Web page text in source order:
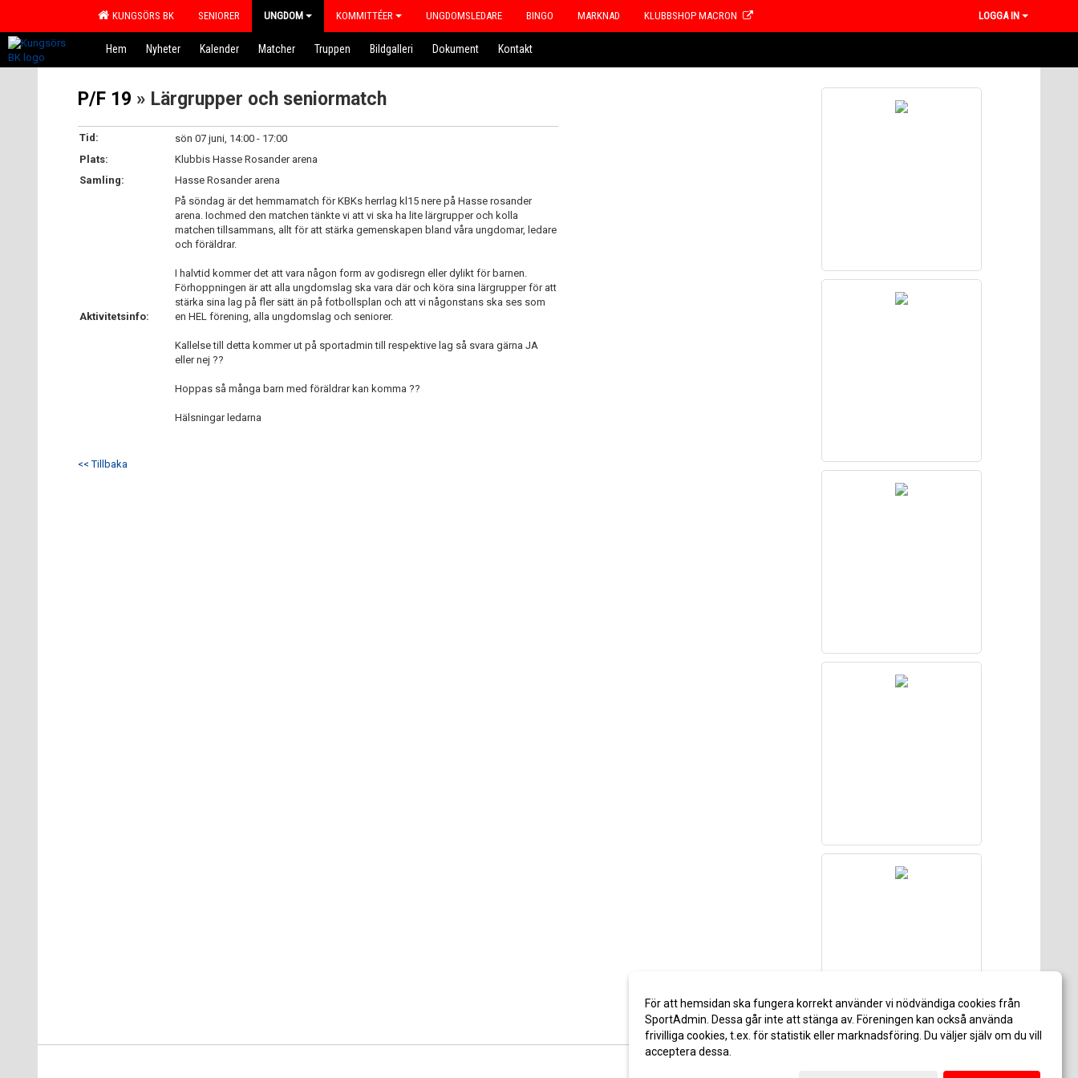
KUNGSÖRS BK SENIORER UNGDOM KOMMITTÉER UNGDOMSLEDARE BINGO MARKNAD KLUBBSHOP MACRON LOGGA IN
Hem Nyheter Kalender Matcher Truppen Bildgalleri Dokument Kontakt
P/F 19 » Lärgrupper och seniormatch
Tid:
sön 07 juni, 14:00 - 17:00
Plats:
Klubbis Hasse Rosander arena
Samling:
Hasse Rosander arena
Aktivitetsinfo:
På söndag är det hemmamatch för KBKs herrlag kl15 nere på Hasse rosander
arena. Iochmed den matchen tänkte vi att vi ska ha lite lärgrupper och kolla
matchen tillsammans, allt för att stärka gemenskapen bland våra ungdomar, ledare
och föräldrar.
I halvtid kommer det att vara någon form av godisregn eller dylikt för barnen.
Förhoppningen är att alla ungdomslag ska vara där och köra sina lärgrupper för att
stärka sina lag på fler sätt än på fotbollsplan och att vi någonstans ska ses som
en HEL förening, alla ungdomslag och seniorer.
Kallelse till detta kommer ut på sportadmin till respektive lag så svara gärna JA
eller nej ??
Hoppas så många barn med föräldrar kan komma ??
Hälsningar ledarna
<< Tillbaka
För att hemsidan ska fungera korrekt använder vi nödvändiga cookies från
SportAdmin. Dessa går inte att stänga av. Föreningen kan också använda
frivilliga cookies, t.ex. för statistik eller marknadsföring. Du väljer själv om du vill
acceptera dessa.